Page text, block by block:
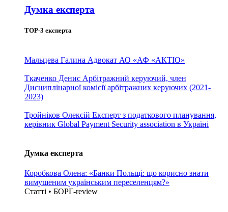
Думка експерта
TOP-3 експерта
Мальцева Галина Адвокат АО «АФ «АКТІО»
Ткаченко Денис Арбітражний керуючий, член
Дисциплінарної комісії арбітражних керуючих (2021-
2023)
Тройніков Олексій Експерт з податкового планування,
керівник Global Payment Security association в Україні
Думка експерта
Коробкова Олена: «Банки Польщі: що корисно знати
вимушеним українським переселенцям?»
Статті • БОРГ-review